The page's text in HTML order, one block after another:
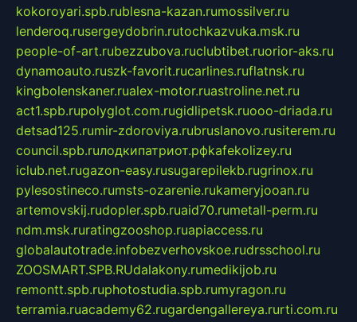
kokoroyari.spb.rublesna-kazan.rumossilver.ru
lenderoq.rusergeydobrin.rutochkazvuka.msk.ru
people-of-art.rubezzubova.ruclubtibet.ruorior-aks.ru
dynamoauto.ruszk-favorit.rucarlines.ruflatnsk.ru
kingbolenskaner.rualex-motor.ruastroline.net.ru
act1.spb.rupolyglot.com.rugidlipetsk.ruooo-driada.ru
detsad125.rumir-zdoroviya.rubruslanovo.rusiterem.ru
council.spb.ruлодкипатриот.рфkafekolizey.ru
iclub.net.rugazon-easy.rusugarepilekb.rugrinox.ru
pylesostineco.rumsts-ozarenie.rukameryjooan.ru
artemovskij.rudopler.spb.ruaid70.rumetall-perm.ru
ndm.msk.ruratingzooshop.ruapiaccess.ru
globalautotrade.infobezverhovskoe.rudrsschool.ru
ZOOSMART.SPB.RUdalakony.rumedikijob.ru
remontt.spb.ruphotostudia.spb.rumyragon.ru
terramia.ruacademy62.rugardengallereya.rurti.com.ru